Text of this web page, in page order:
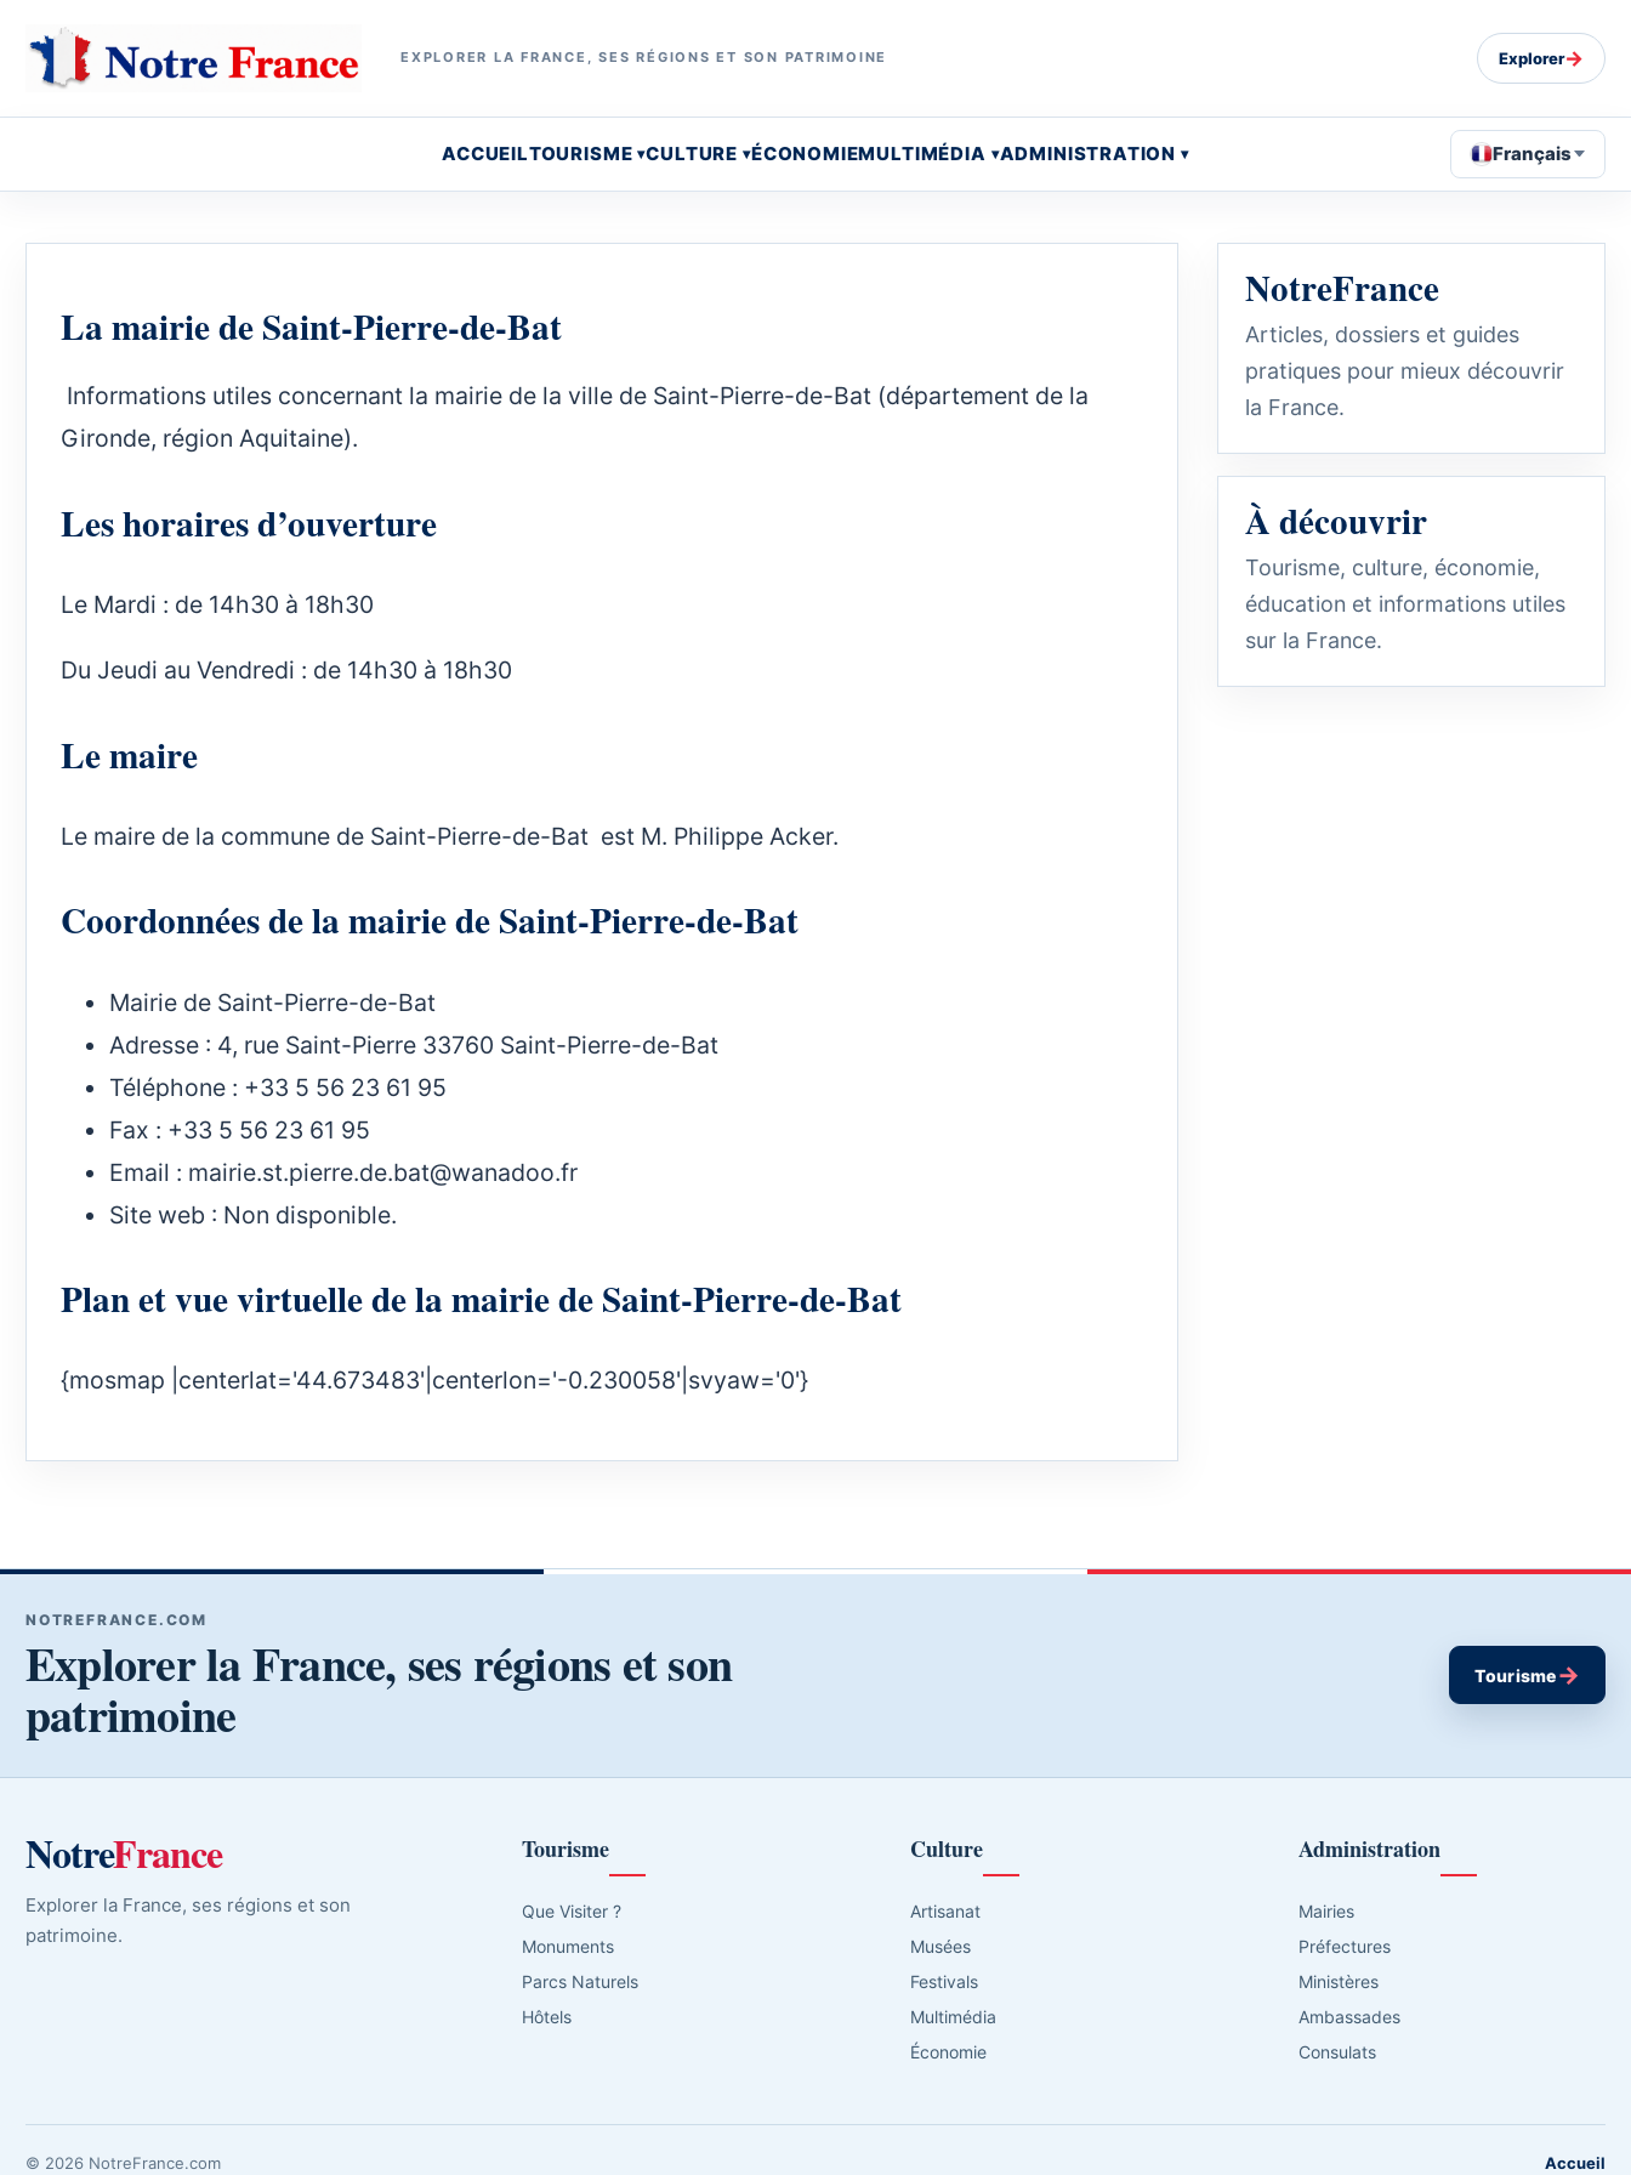
EXPLORER LA FRANCE, SES RÉGIONS ET SON PATRIMOINE Explorer→
ACCUEILTOURISME CULTURE ÉCONOMIEMULTIMÉDIA ADMINISTRATION Français
La mairie de Saint-Pierre-de-Bat
Informations utiles concernant la mairie de la ville de Saint-Pierre-de-Bat (département de la
Gironde, région Aquitaine).
Les horaires d’ouverture
Le Mardi : de 14h30 à 18h30
Du Jeudi au Vendredi : de 14h30 à 18h30
Le maire
Le maire de la commune de Saint-Pierre-de-Bat est M. Philippe Acker.
Coordonnées de la mairie de Saint-Pierre-de-Bat
Mairie de Saint-Pierre-de-Bat
Adresse : 4, rue Saint-Pierre 33760 Saint-Pierre-de-Bat
Téléphone : +33 5 56 23 61 95
Fax : +33 5 56 23 61 95
Email : mairie.st.pierre.de.bat@wanadoo.fr
Site web : Non disponible.
Plan et vue virtuelle de la mairie de Saint-Pierre-de-Bat
{mosmap |centerlat='44.673483'|centerlon='-0.230058'|svyaw='0'}
NotreFrance
Articles, dossiers et guides
pratiques pour mieux découvrir
la France.
À découvrir
Tourisme, culture, économie,
éducation et informations utiles
sur la France.
NOTREFRANCE.COM
Explorer la France, ses régions et son
patrimoine
Tourisme→
NotreFrance
Explorer la France, ses régions et son
patrimoine.
Tourisme
Que Visiter ?
Monuments
Parcs Naturels
Hôtels
Culture
Artisanat
Musées
Festivals
Multimédia
Économie
Administration
Mairies
Préfectures
Ministères
Ambassades
Consulats
© 2026 NotreFrance.com Accueil